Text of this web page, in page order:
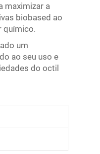
maximizar a
biobased ao
químico.
um
ao seu uso e
do octil